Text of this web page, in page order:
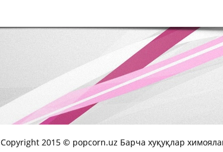
Copyright 2015 © popcorn.uz Барча хуқуқлар